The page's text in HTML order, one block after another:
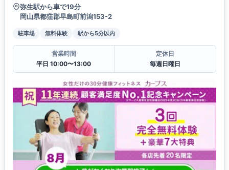
弥生駅から車で19分
岡山県都窪郡早島町前潟153-2
駐車場 無料体験 駅から5分以内
営業時間
平日 10:00〜13:00
定休日
毎週日曜日